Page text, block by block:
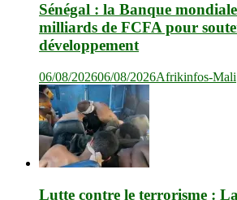
Sénégal : la Banque
milliards de FCFA pour
développement
06/08/202606/08/2026Afrikinfos-Mali
Lutte contre le terrorisme :